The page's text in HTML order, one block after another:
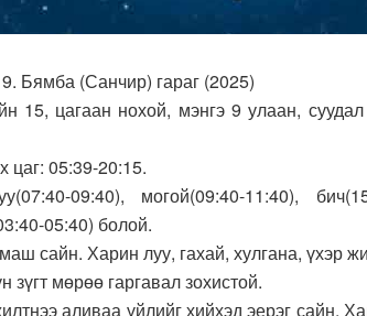
Бямба (Санчир) гараг (2025)
15, цагаан нохой, мэнгэ 9 улаан,
цаг: 05:39-20:15.​
09:40), могой(09:40-11:40),
05:40) болой.
сайн. Харин луу, гахай, хулгана, үхэр
зүгт мөрөө гаргавал зохистой.
аливаа үйлийг хийхэд эерэг сайн.